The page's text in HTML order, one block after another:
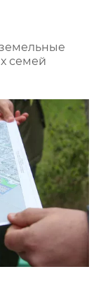
семей